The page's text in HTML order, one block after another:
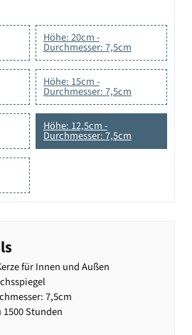
Höhe: 20cm -
Durchmesser: 7,5cm
Höhe: 15cm -
Durchmesser: 7,5cm
Höhe: 12,5cm -
Durchmesser: 7,5cm
für Innen und Außen
7,5cm
Stunden